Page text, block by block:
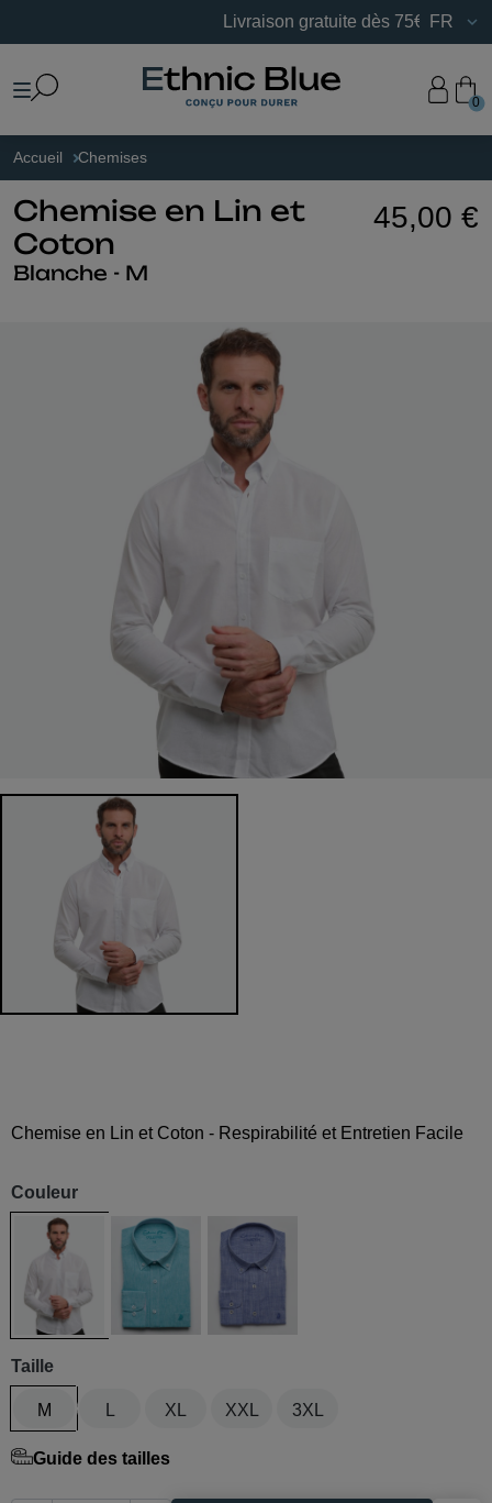
Livraison gratuite dès 75€ d’achats
FR
0
Accueil Chemises
Chemise en Lin et
Coton
Blanche - M
45,00 €
Chemise en Lin et Coton - Respirabilité et Entretien Facile
Couleur
Blanche Bleu aqua Indigo
Taille
M XL XXL 3XL
Guide des tailles